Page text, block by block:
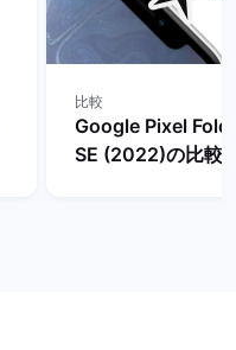
比較
Google Pixel
SE (2022)の比較